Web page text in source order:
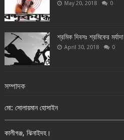
May 20, 2018 0
শ্রমিক দিবসঃ শ্রমিকের মর্যাদা
April 30, 2018 0
সম্পাদক
মো: সোলায়মান হোসাইন
কালীগঞ্জ, ঝিনাইদহ।